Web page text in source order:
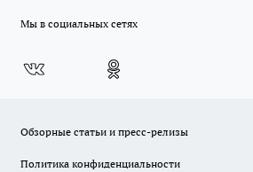
Мы в социальных сетях
Обзорные статьи и пресс-релизы
Политика конфиденциальности